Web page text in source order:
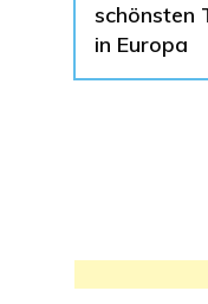
schönsten
in Europa